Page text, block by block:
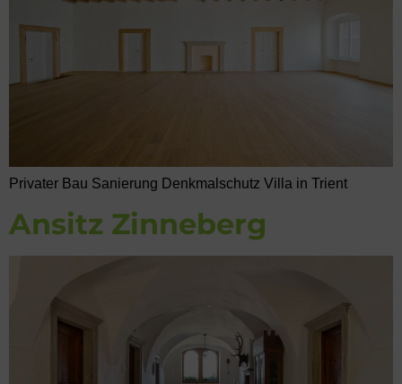
Privater Bau Sanierung Denkmalschutz Villa in Trient
Ansitz Zinneberg